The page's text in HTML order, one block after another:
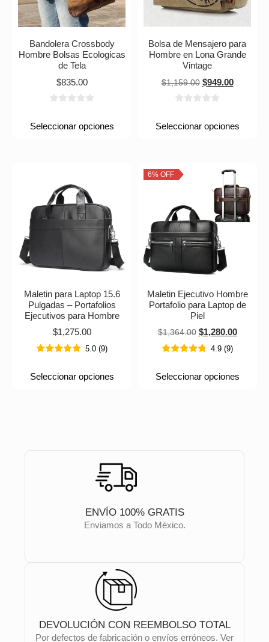
Bandolera Crossbody
Hombre Bolsas Ecologicas
de Tela
$835.00
Seleccionar opciones
Bolsa de Mensajero para
Hombre en Lona Grande
Vintage
$1,159.00 $949.00
Seleccionar opciones
Maletin para Laptop 15.6
Pulgadas – Portafolios
Ejecutivos para Hombre
$1,275.00
5.0 (9)
Seleccionar opciones
6% OFF
Maletin Ejecutivo Hombre
Portafolio para Laptop de
Piel
$1,364.00 $1,280.00
4.9 (9)
Seleccionar opciones
ENVÍO 100% GRATIS
Enviamos a Todo México.
DEVOLUCIÓN CON REEMBOLSO TOTAL
Por defectos de fabricación o envíos erróneos. Ver